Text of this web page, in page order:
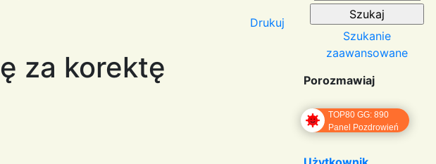
Drukuj
za korektę
Szukanie
zaawansowane
Porozmawiaj
TOP80 GG: 890
Panel Pozdrowień